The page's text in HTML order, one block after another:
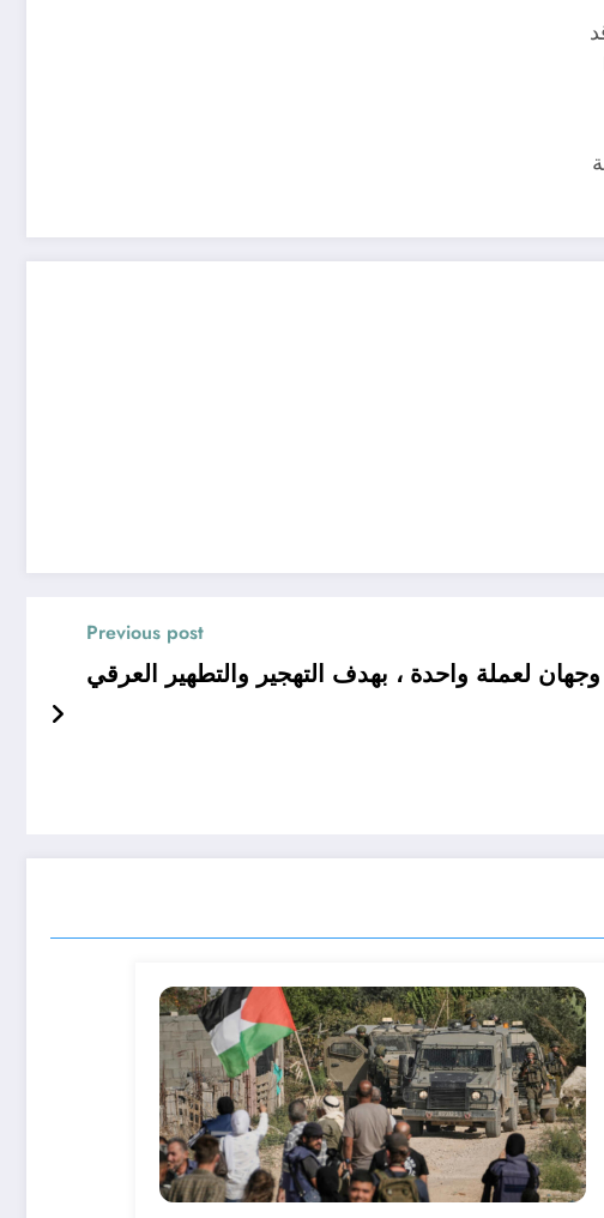
Previous post
لعملة واحدة ، بهدف التهجير والتطهير العرقي